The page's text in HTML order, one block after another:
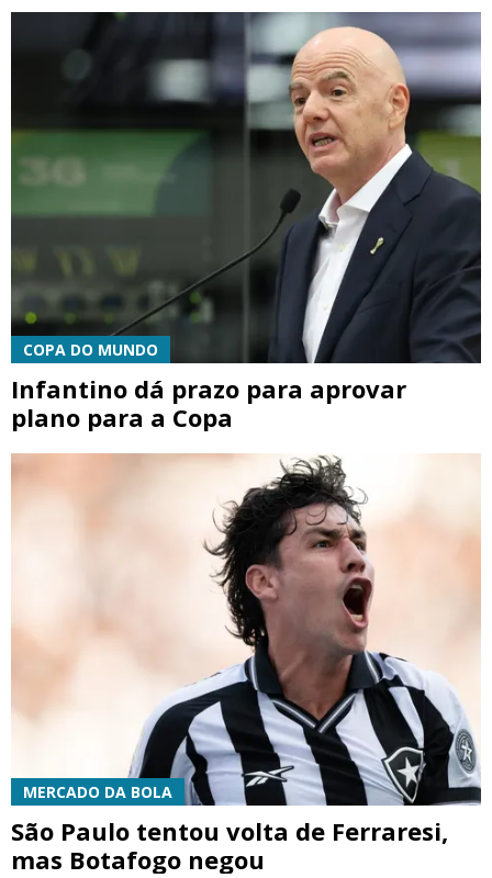
COPA DO MUNDO
Infantino dá prazo para aprovar
plano para a Copa
MERCADO DA BOLA
São Paulo tentou volta de Ferraresi,
mas Botafogo negou